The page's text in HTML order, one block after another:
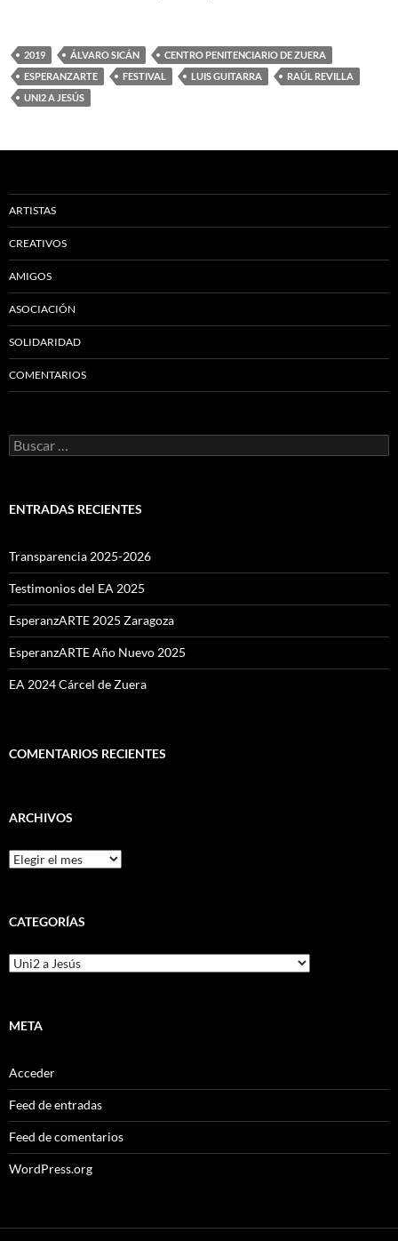
2019 ÁLVARO SICÁN
CENTRO PENITENCIARIO DE ZUERA
ESPERANZARTE
FESTIVAL LUIS GUITARRA
RAÚL REVILLA
UNI2 A JESÚS
ARTISTAS
CREATIVOS
AMIGOS
ASOCIACIÓN
SOLIDARIDAD
COMENTARIOS
Buscar:
ENTRADAS RECIENTES
Transparencia 2025-2026
Testimonios del EA 2025
EsperanzARTE 2025 Zaragoza
EsperanzARTE Año Nuevo 2025
EA 2024 Cárcel de Zuera
COMENTARIOS RECIENTES
ARCHIVOS
Archivos
CATEGORÍAS
Categorías
META
Acceder
Feed de entradas
Feed de comentarios
WordPress.org